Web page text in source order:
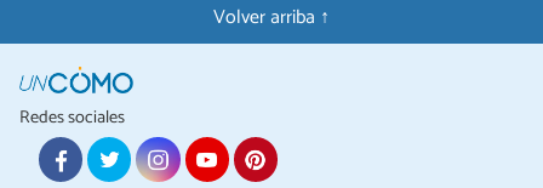
Volver arriba ↑
Redes sociales